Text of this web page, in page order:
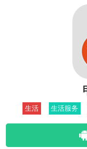
主
拍
生活 生活服务